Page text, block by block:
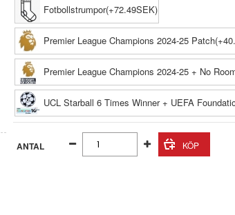
Fotbollstrumpor(+72.49SEK)
Premier League Champions 2024-25
Premier League Champions 2024-25 + No
UCL Starball 6 Times Winner + UEFA
ANTAL